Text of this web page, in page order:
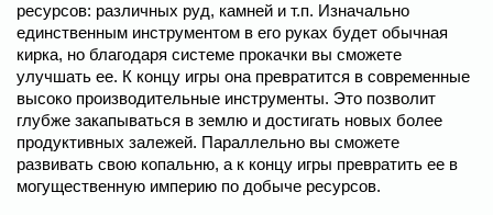
ресурсов: различных руд, камней и т.п. Изначально
единственным инструментом в его руках будет обычная
кирка, но благодаря системе прокачки вы сможете
улучшать ее. К концу игры она превратится в современные
высоко производительные инструменты. Это позволит
глубже закапываться в землю и достигать новых более
продуктивных залежей. Параллельно вы сможете
развивать свою копальню, а к концу игры превратить ее в
могущественную империю по добыче ресурсов.